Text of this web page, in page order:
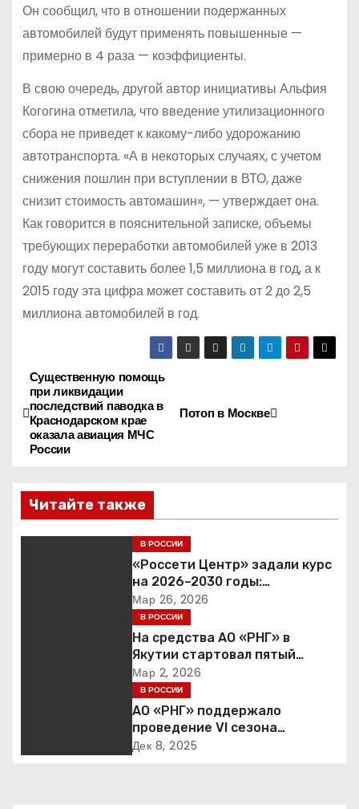
Он сообщил, что в отношении подержанных
автомобилей будут применять повышенные —
примерно в 4 раза — коэффициенты.
В свою очередь, другой автор инициативы Альфия
Когогина отметила, что введение утилизационного
сбора не приведет к какому-либо удорожанию
автотранспорта. «А в некоторых случаях, с учетом
снижения пошлин при вступлении в ВТО, даже
снизит стоимость автомашин», — утверждает она.
Как говорится в пояснительной записке, объемы
требующих переработки автомобилей уже в 2013
году могут составить более 1,5 миллиона в год, а к
2015 году эта цифра может составить от 2 до 2,5
миллиона автомобилей в год.
Н
а
в
и
г
з
Потоп в Москве
Существенную помощь
при ликвидации
последствий паводка в
Краснодарском крае
оказала авиация МЧС
России
Читайте также
В РОССИИ
«Россети Центр» задали курс
на 2026–2030 годы:
инвестиции в надежность и
сбалансированная
финансовая политика
Мар 26, 2026
В РОССИИ
На средства АО «РНГ» в
Якутии стартовал пятый
юбилейный конкурс в сфере
образования
Мар 2, 2026
В РОССИИ
АО «РНГ» поддержало
проведение VI сезона
международной детско-
Дек 8, 2025